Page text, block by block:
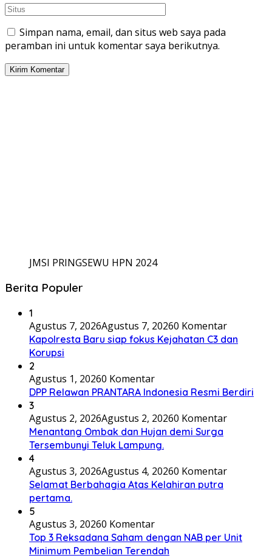
Simpan nama, email, dan situs web saya pada
peramban ini untuk komentar saya berikutnya.
JMSI PRINGSEWU HPN 2024
Berita Populer
1
Agustus 7, 2026Agustus 7, 20260 Komentar
Kapolresta Baru siap fokus Kejahatan C3 dan
Korupsi
2
Agustus 1, 20260 Komentar
DPP Relawan PRANTARA Indonesia Resmi Berdiri
3
Agustus 2, 2026Agustus 2, 20260 Komentar
Menantang Ombak dan Hujan demi Surga
Tersembunyi Teluk Lampung.
4
Agustus 3, 2026Agustus 4, 20260 Komentar
Selamat Berbahagia Atas Kelahiran putra
pertama.
5
Agustus 3, 20260 Komentar
Top 3 Reksadana Saham dengan NAB per Unit
Minimum Pembelian Terendah